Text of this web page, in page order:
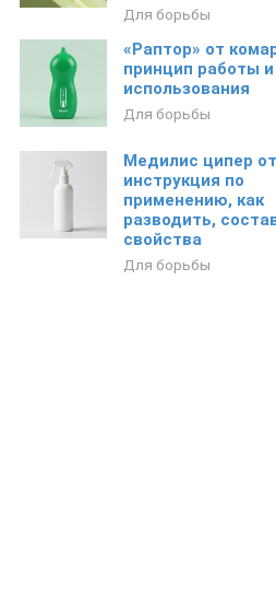
Для борьбы
«Раптор» от
принцип работы
использования
Для борьбы
Медилис ципер
инструкция по
применению, как
разводить,
свойства
Для борьбы